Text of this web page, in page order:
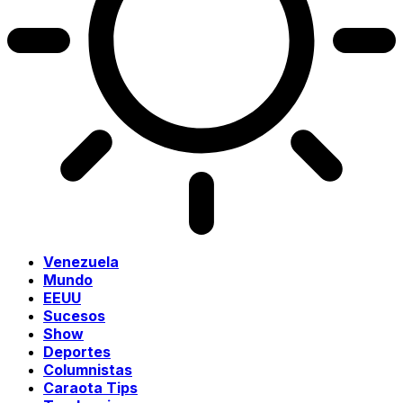
Venezuela
Mundo
EEUU
Sucesos
Show
Deportes
Columnistas
Caraota Tips